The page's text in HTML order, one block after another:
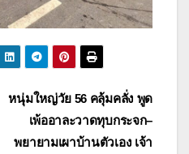
หนุ่มใหญ่วัย 56 คลุ้มคลั่ง พูด
เพ้ออาละวาดทุบกระจก–
พยายามเผาบ้านตัวเอง เจ้า